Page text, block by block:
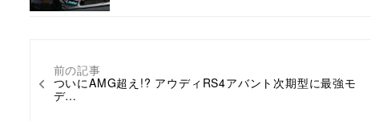
前の記事
ついにAMG超え!? アウディRS4アバント次期型に最強モ
デ…